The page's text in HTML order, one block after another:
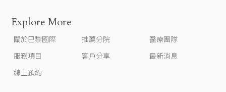
Explore More
關於巴黎國際 推薦分院
醫療團隊
服務項目
客戶分享
最新消息
線上預約